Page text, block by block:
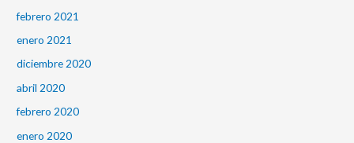
febrero 2021
enero 2021
diciembre 2020
abril 2020
febrero 2020
enero 2020